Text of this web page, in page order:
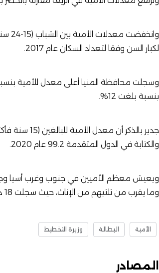
لكبار السن وفقا لتعداد السكان عام 2017.
بنسبة بلغت 12%.
والكتابة في الدول المتقدمة 99.2 عام 2020.
ويعيش معظم الأميين في جنوب وغرب أسيا
وما يقرب من ثلثيهم من الإناث، حيث سجلت 18 دولة إفريقية من بين 20 دولة على مستوى العالم أعلى معدلات الأمية.
الأمية البطالة وزيرة التخطيط
المصادر